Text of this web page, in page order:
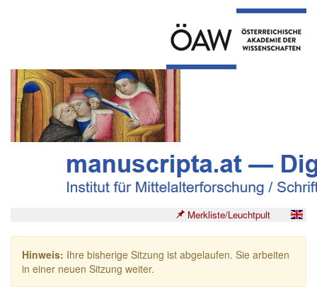
Merkliste/Leuchtpult
Hinweis: Ihre bisherige Sitzung ist abgelaufen. Sie arbeiten
in einer neuen Sitzung weiter.